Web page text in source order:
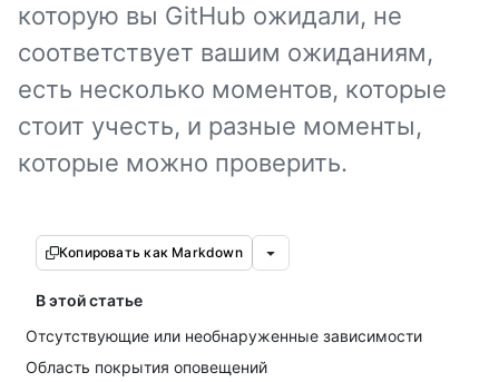
которую вы GitHub ожидали, не
соответствует вашим ожиданиям,
есть несколько моментов, которые
стоит учесть, и разные моменты,
которые можно проверить.
Копировать как Markdown
В этой статье
Отсутствующие или необнаруженные зависимости
Область покрытия оповещений